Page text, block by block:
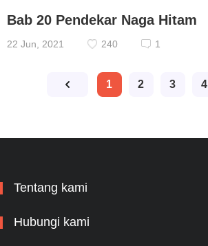
Bab 20 Pendekar Naga Hitam
22 Jun, 2021 240 1
1 2 3 4
Tentang kami
Hubungi kami